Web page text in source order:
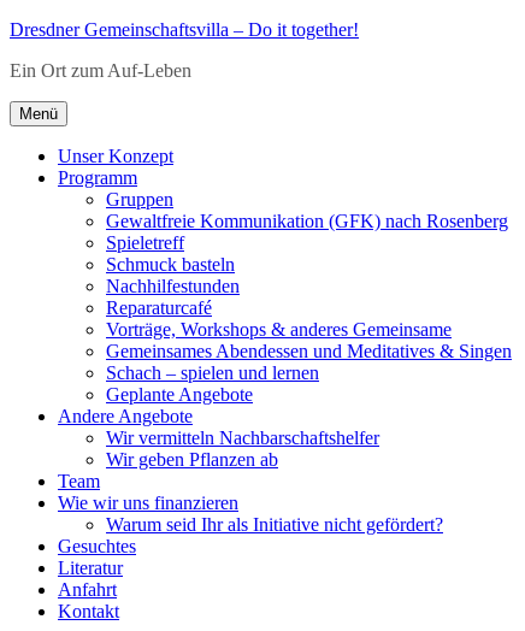
Zum
springen
Dresdner Gemeinschaftsvilla – Do it together!
Ein Ort zum Auf-Leben
Menü
Unser Konzept
Programm
Gruppen
Gewaltfreie Kommunikation (GFK) nach Rosenberg
Spieletreff
Schmuck basteln
Nachhilfestunden
Reparaturcafé
Vorträge, Workshops & anderes Gemeinsame
Gemeinsames Abendessen und Meditatives & Singen
Schach – spielen und lernen
Geplante Angebote
Andere Angebote
Wir vermitteln Nachbarschaftshelfer
Wir geben Pflanzen ab
Team
Wie wir uns finanzieren
Warum seid Ihr als Initiative nicht gefördert?
Gesuchtes
Literatur
Anfahrt
Kontakt